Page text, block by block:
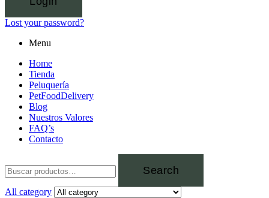
Lost your password?
Menu
Home
Tienda
Peluquería
PetFoodDelivery
Blog
Nuestros Valores
FAQ’s
Contacto
Search
All category